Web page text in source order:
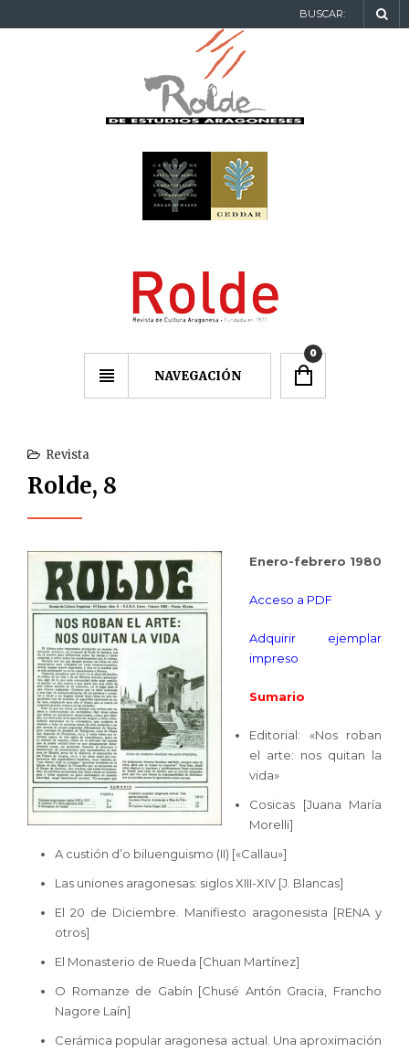
BUSCAR:
NAVEGACIÓN
0
Revista
Rolde, 8
Enero-febrero 1980
Acceso a PDF
Adquirir ejemplar
impreso
Sumario
Editorial: «Nos roban
el arte: nos quitan la
vida»
Cosicas [Juana María
Morelli]
A custión d’o biluenguismo (II) [«Callau»]
Las uniones aragonesas: siglos XIII-XIV [J. Blancas]
El 20 de Diciembre. Manifiesto aragonesista [RENA y
otros]
El Monasterio de Rueda [Chuan Martínez]
O Romanze de Gabín [Chusé Antón Gracia, Francho
Nagore Laín]
Cerámica popular aragonesa actual. Una aproximación